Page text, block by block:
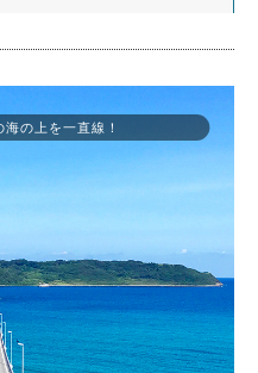
の上を一直線！